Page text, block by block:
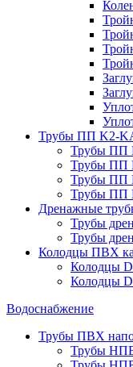
Трубы ПП K2-
Трубы ПП
Трубы ПП
Трубы ПП
Трубы ПП
Дренажные
Трубы
Трубы
Колодцы ПВХ
Колодцы
Колодцы
Водоснабжение
Трубы ПВХ
Трубы